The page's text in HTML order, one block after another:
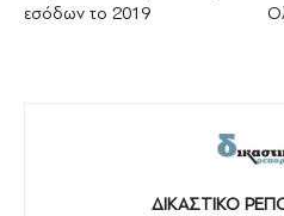
εσόδων το 2019
ΔΙΚΑΣΤΙΚΟ